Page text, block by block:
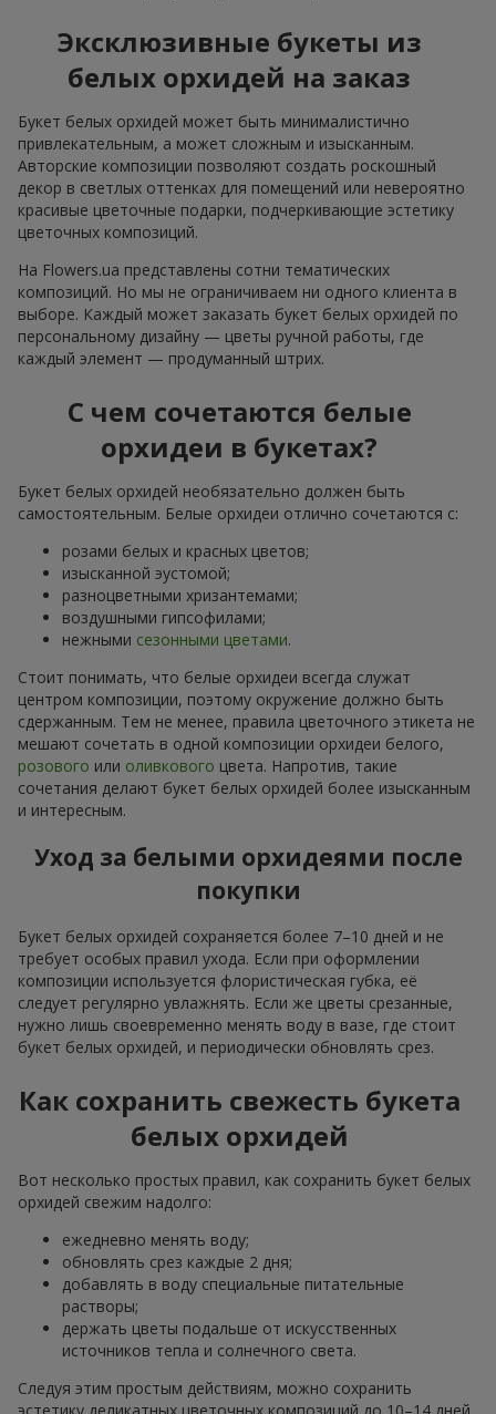
Эксклюзивные букеты из
белых орхидей на заказ
Букет белых орхидей может быть минималистично
привлекательным, а может сложным и изысканным.
Авторские композиции позволяют создать роскошный
декор в светлых оттенках для помещений или невероятно
красивые цветочные подарки, подчеркивающие эстетику
цветочных композиций.
На Flowers.ua представлены сотни тематических
композиций. Но мы не ограничиваем ни одного клиента в
выборе. Каждый может заказать букет белых орхидей по
персональному дизайну — цветы ручной работы, где
каждый элемент — продуманный штрих.
С чем сочетаются белые
орхидеи в букетах?
Букет белых орхидей необязательно должен быть
самостоятельным. Белые орхидеи отлично сочетаются с:
розами белых и красных цветов;
изысканной эустомой;
разноцветными хризантемами;
воздушными гипсофилами;
нежными сезонными цветами.
Стоит понимать, что белые орхидеи всегда служат
центром композиции, поэтому окружение должно быть
сдержанным. Тем не менее, правила цветочного этикета не
мешают сочетать в одной композиции орхидеи белого,
розового или оливкового цвета. Напротив, такие
сочетания делают букет белых орхидей более изысканным
и интересным.
Уход за белыми орхидеями после
покупки
Букет белых орхидей сохраняется более 7–10 дней и не
требует особых правил ухода. Если при оформлении
композиции используется флористическая губка, её
следует регулярно увлажнять. Если же цветы срезанные,
нужно лишь своевременно менять воду в вазе, где стоит
букет белых орхидей, и периодически обновлять срез.
Как сохранить свежесть букета
белых орхидей
Вот несколько простых правил, как сохранить букет белых
орхидей свежим надолго:
ежедневно менять воду;
обновлять срез каждые 2 дня;
добавлять в воду специальные питательные
растворы;
держать цветы подальше от искусственных
источников тепла и солнечного света.
Следуя этим простым действиям, можно сохранить